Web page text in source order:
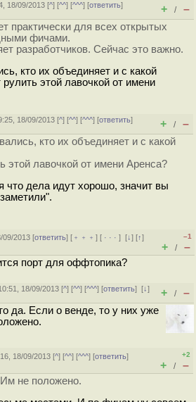
18/09/2013 [^] [^^] [^^^] [ответить]
+ / –
практически для всех открытых
фичами.
разработчиков. Сейчас это важно.
кто их объединяет и с какой
этой лавочкой от имени
18/09/2013 [^] [^^] [^^^] [ответить]
+ / –
кто их объединяет и с какой
этой лавочкой от имени Аренса?
что дела идут хорошо, значит вы
09/2013 [ответить] [ ﹢﹢﹢] [ · · ·][↓] [↑]
–1
+ / –
порт для оффтопика?
18/09/2013 [^] [^^] [^^^] [ответить][↓]
+ / –
да. Если о венде, то у них уже
18/09/2013 [^] [^^] [^^^] [ответить]
+2
+ / –
не положено.